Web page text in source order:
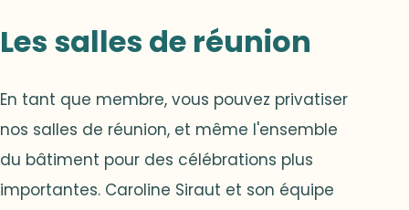
Les salles de réunion
En tant que membre, vous pouvez privatiser
nos salles de réunion, et même l'ensemble
du bâtiment pour des célébrations plus
importantes. Caroline Siraut et son équipe